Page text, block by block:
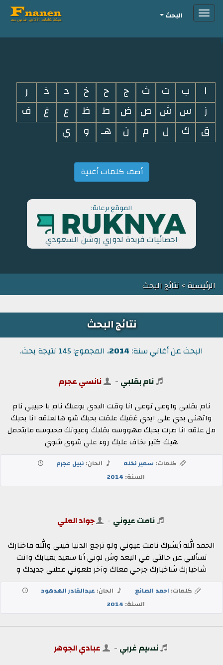
i
Toggleالبحث
ا ب ت ث ج ح خ د ذ
ر
ز
س ش ص ض ط ظ ع غ
ف
ق
ك ل م ن هـ و ي
أضف كلمات أغنية
الموقع برعاية:
احصائيات فريدة لدوري روشن السعودي
الرئيسية> نتائج البحث
نتائج البحث
البحث عن أغاني سنة: 2014، المجموع: 145 نتيجة بحث.
نام بقلبي - نانسي عجرم
نام بقلبي واوعى توعى انا وقت البدي بوعيك نام يا حبيبي نام
واتهنى بدي على ايدي غفيك علقت بحبك شو هالعلقه انا بحبك
مل علقه انا صرت بحبك مهووسه بقلبك وعيونك محبوسه مابتحمل
هيك كتير بخاف عليك روء علي شوي شوي
كلمات: سمير نخله الحان: نبيل عجرم
السنة: 2014
نامت عيوني - جواد العلي
الحمد الله أبشرك نامت عيوني ولو ترجع الدنيا فيني والله ماختارك
تسألني عن حالتي في البعد وش لوني أنا سعيد بغيابك وانت
شاخبارك شاخبارك جرحي معاك وآخر طعوني عطني جديدك و
كلمات: احمد الصانع الحان: عبدالقادر الهدهود
السنة: 2014
نسيم غربي - عبادي الجوهر